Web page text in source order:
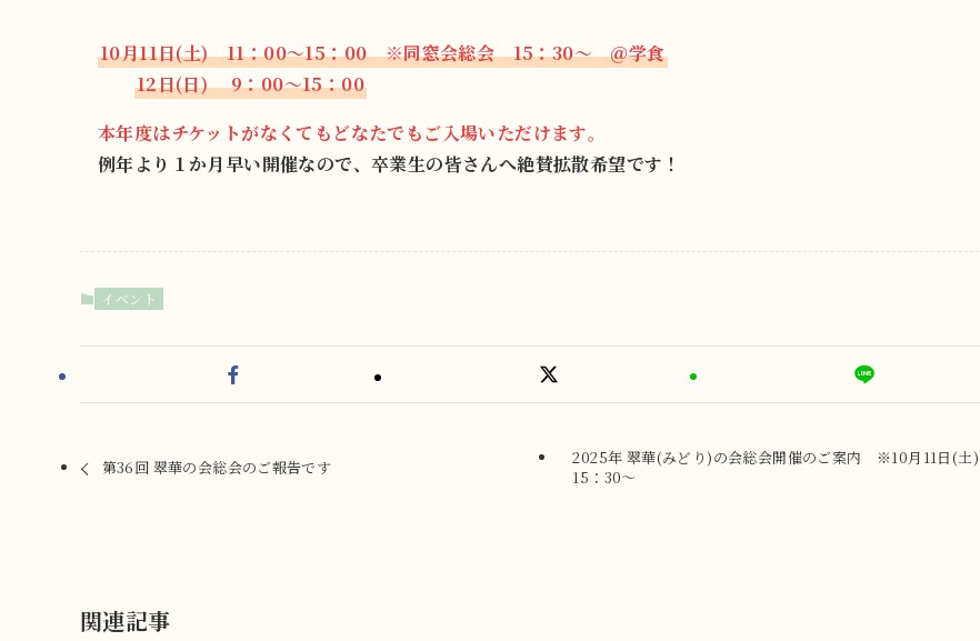
10月11日(土) 11：00～15：00
※同窓会総会 15：30～ ＠学食
12日(日) 9：00～15：00
本年度はチケットがなくてもどなたでもご入場いただけます。
例年より１か月早い開催なので、卒業生の皆さんへ絶賛拡散希望です！
イベント
第36回 翠華の会総会のご報告です
2025年 翠華(みどり)の会総会開催のご案内 ※10月11日(土)
15：30～
関連記事